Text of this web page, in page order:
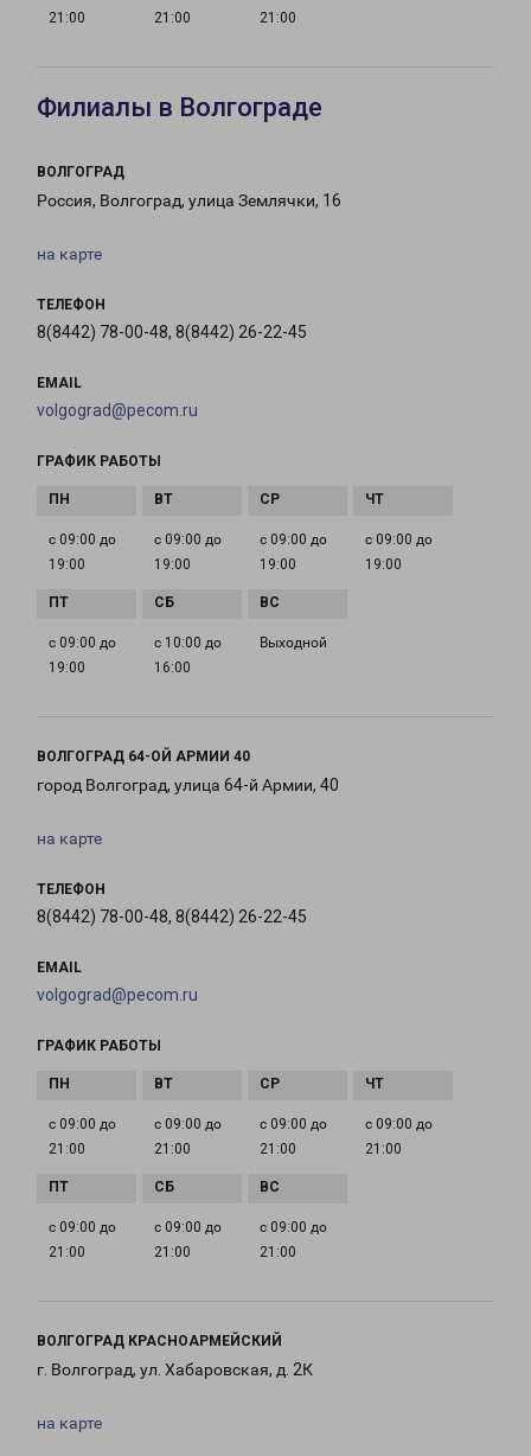
21:00
21:00
21:00
Филиалы в Волгограде
ВОЛГОГРАД
Россия, Волгоград, улица Землячки, 16
на карте
ТЕЛЕФОН
8(8442) 78-00-48, 8(8442) 26-22-45
EMAIL
volgograd@pecom.ru
ГРАФИК РАБОТЫ
с 09:00 до
19:00
с 09:00 до
19:00
с 09:00 до
19:00
с 09:00 до
19:00
с 09:00 до
19:00
с 10:00 до
16:00
Выходной
ВОЛГОГРАД 64-ОЙ АРМИИ 40
город Волгоград, улица 64-й Армии, 40
на карте
ТЕЛЕФОН
8(8442) 78-00-48, 8(8442) 26-22-45
EMAIL
volgograd@pecom.ru
ГРАФИК РАБОТЫ
с 09:00 до
21:00
с 09:00 до
21:00
с 09:00 до
21:00
с 09:00 до
21:00
с 09:00 до
21:00
с 09:00 до
21:00
с 09:00 до
21:00
ВОЛГОГРАД КРАСНОАРМЕЙСКИЙ
г. Волгоград, ул. Хабаровская, д. 2К
на карте